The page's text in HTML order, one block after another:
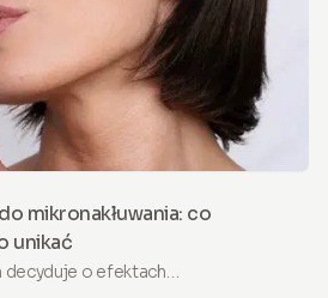
mikronakłuwania: co
unikać
o efektach